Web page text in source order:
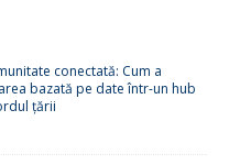
conectată: Cum a
bazată pe date într-un hub
țării